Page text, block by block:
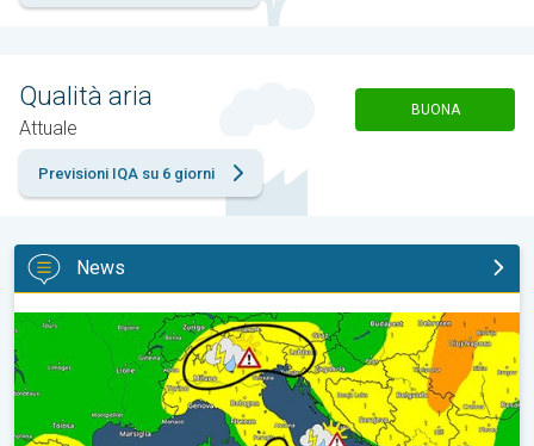
Qualità aria
Attuale
BUONA
Previsioni IQA su 6 giorni
News
Esplodono i temporali di calore tra venerdì e sabato.